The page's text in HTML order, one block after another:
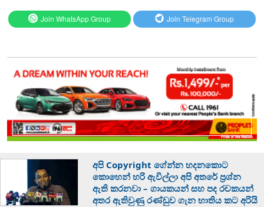
Join WhatsApp Group Join Telegram Group
අපි Copyright ගේන්න හදනකොට
කොහෙන් හරි ඇවිල්ලා අපි අතරේ ප්‍රශ්න
ඇති කරනවා – ගායකයන් සහ පද රචකයන්
අතර ඇතිවුණු රණ්ඩුව ගැන භාතිය කට අරියි